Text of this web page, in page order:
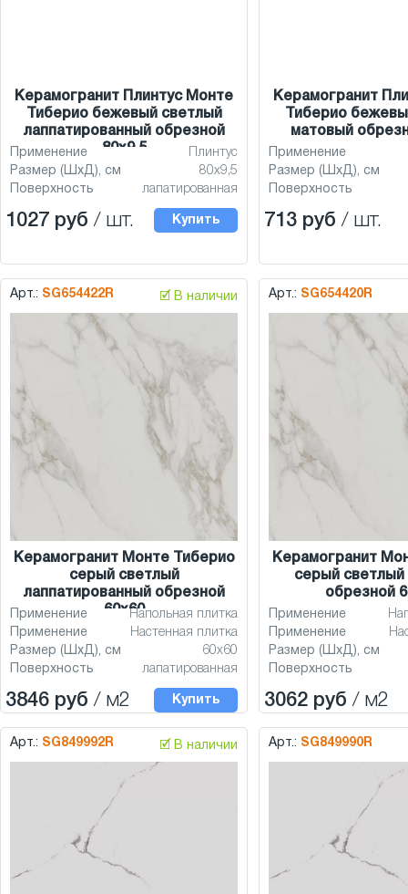
Керамогранит Плинтус Монте
Тиберио бежевый светлый
лаппатированный обрезной
80x9,5
Применение
Плинтус
Размер (ШхД), см
80x9,5
Поверхность
лапатированная
1027 руб / шт. Купить
Керамогранит
Тиберио
матовый
Применение
Размер (ШхД), см
Поверхность
713 руб / шт.
Арт.: SG654422R 🗹 В наличии
Керамогранит Монте Тиберио
серый светлый
лаппатированный обрезной
60x60
Применение
Напольная плитка
Применение
Настенная плитка
Размер (ШхД), см
60x60
Поверхность
лапатированная
3846 руб / м2 Купить
Арт.: SG654420R
Керамогранит
серый
обрезной
Применение
Применение
Размер (ШхД), см
Поверхность
3062 руб / м2
Арт.: SG849992R 🗹 В наличии Арт.: SG849990R